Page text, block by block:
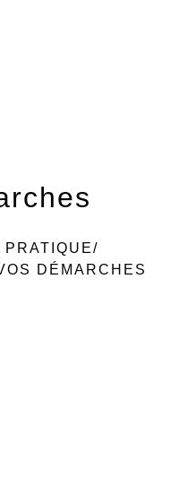
PRATIQUE/
DÉMARCHES